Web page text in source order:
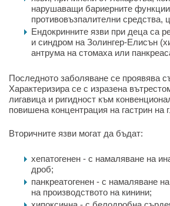
нарушаващи бариерните
противовъзпалителни средства,
Ендокринните язви при деца са
и синдром на Золингер-Елисън
антрума на стомаха или
Последното заболяване се проявява
Характеризира се с изразена
лигавица и ригидност към
повишена концентрация на гастрин на
Вторичните язви могат да бъдат:
хепатогенен - с намаляване на
дроб;
панкреатогенен - с намаляване
на производството на кинини;